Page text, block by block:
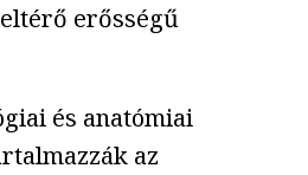
erősségű
és anatómiai
az